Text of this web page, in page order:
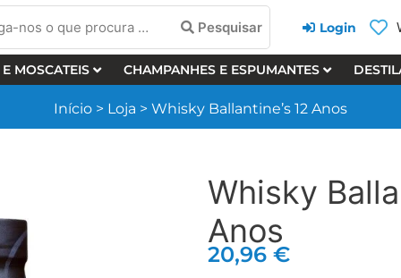
Pesquisar Login
MOSCATEIS CHAMPANHES E ESPUMANTES
Início > Loja > Whisky Ballantine’s 12 Anos
Whisky
Anos
20,96 €